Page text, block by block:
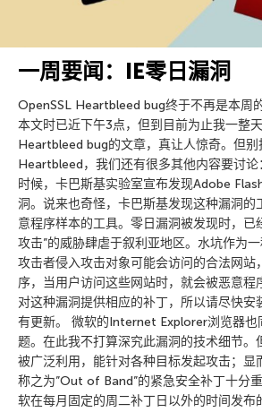
一周要闻：IE零日漏洞
OpenSSL Heartbleed bug终于不再是本周
本文时已近下午3点，但到目前为止我一整
Heartbleed bug的文章，真让人惊奇。但别
Heartbleed，我们还有很多其他内容要讨
时候，卡巴斯基实验室宣布发现Adobe
洞。说来也奇怪，卡巴斯基发现这种漏洞的
意程序样本的工具。零日漏洞被发现时，已
攻击”的威胁肆虐于叙利亚地区。水坑作为一
攻击者侵入攻击对象可能会访问的合法网站
序，当用户访问这些网站时，就会被恶意
对这种漏洞提供相应的补丁，所以请尽快
有更新。 微软的Internet Explorer浏览器也
题。在此我不打算深究此漏洞的技术细节。
被广泛利用，能针对各种目标发起攻击；显
称之为”Out of Band”的紧急安全补丁十分
软在每月固定的周二补丁日以外的时间发布